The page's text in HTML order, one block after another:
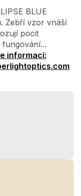
BLUE
Zebří vzor vnáší
pocit
informací: